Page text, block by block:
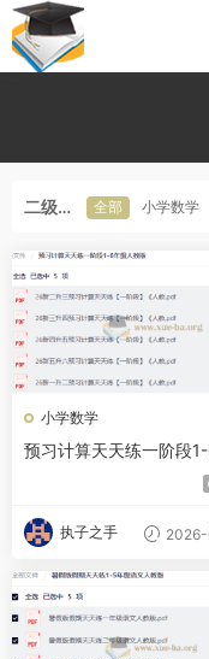
二级分
全部 小学数学
小学数学
预习计算天天练一阶段
执子之手